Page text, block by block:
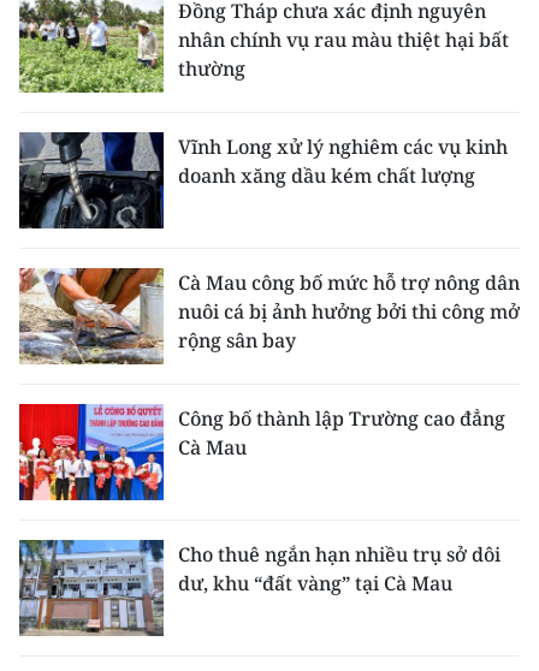
Đồng Tháp chưa xác định nguyên
nhân chính vụ rau màu thiệt hại bất
thường
Vĩnh Long xử lý nghiêm các vụ kinh
doanh xăng dầu kém chất lượng
Cà Mau công bố mức hỗ trợ nông dân
nuôi cá bị ảnh hưởng bởi thi công mở
rộng sân bay
Công bố thành lập Trường cao đẳng
Cà Mau
Cho thuê ngắn hạn nhiều trụ sở dôi
dư, khu “đất vàng” tại Cà Mau